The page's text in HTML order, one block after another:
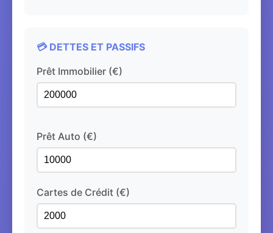
💳 DETTES ET PASSIFS
Prêt Immobilier (€)
Prêt Auto (€)
Cartes de Crédit (€)